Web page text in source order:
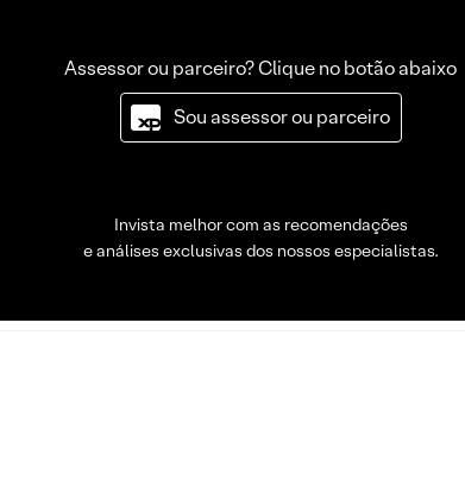
Assessor ou parceiro? Clique no botão abaixo
Sou assessor ou parceiro
Invista melhor com as recomendações
e análises exclusivas dos nossos especialistas.